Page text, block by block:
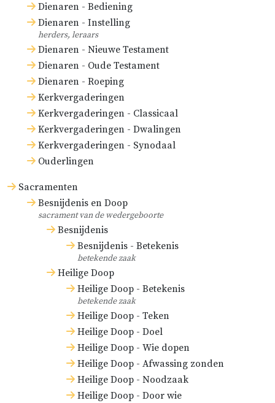
Dienaren - Bediening
Dienaren - Instelling
herders, leraars
Dienaren - Nieuwe Testament
Dienaren - Oude Testament
Dienaren - Roeping
Kerkvergaderingen
Kerkvergaderingen - Classicaal
Kerkvergaderingen - Dwalingen
Kerkvergaderingen - Synodaal
Ouderlingen
Sacramenten
Besnijdenis en Doop
sacrament van de wedergeboorte
Besnijdenis
Besnijdenis - Betekenis
betekende zaak
Heilige Doop
Heilige Doop - Betekenis
betekende zaak
Heilige Doop - Teken
Heilige Doop - Doel
Heilige Doop - Wie dopen
Heilige Doop - Afwassing zonden
Heilige Doop - Noodzaak
Heilige Doop - Door wie